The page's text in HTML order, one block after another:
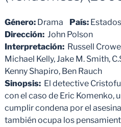
Género: Drama País:
Dirección: John Polson
Interpretación: Russell
Michael Kelly, Jake M. Smith,
Kenny Shapiro, Ben Rauch
Sinopsis: El detective
con el caso de Eric Komenko,
cumplir condena por el
también ocupa los